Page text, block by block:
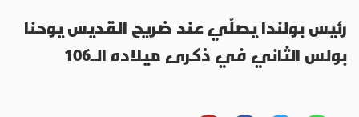
رئيس بولندا يصلّي عند ضريح القديس يوحنا
بولس الثاني في ذكرى ميلاده الـ106